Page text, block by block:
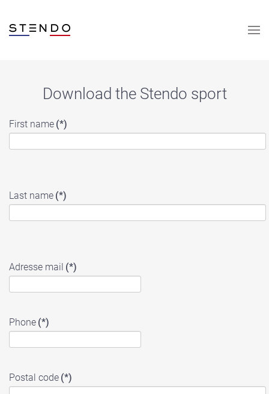
Skip to main content
Download the Stendo sport
First name (*)
Last name (*)
Adresse mail (*)
Phone (*)
Postal code (*)